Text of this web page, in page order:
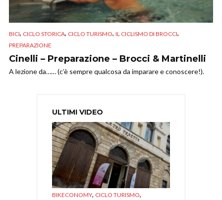
BICI, CICLO STORICA, CICLO TURISMO, IL CICLISMO DI BROCCI,
PREPARAZIONE
Cinelli – Preparazione – Brocci & Martinelli
A lezione da…… (c’è sempre qualcosa da imparare e conoscere!).
ULTIMI VIDEO
BIKECONOMY, CICLO TURISMO,